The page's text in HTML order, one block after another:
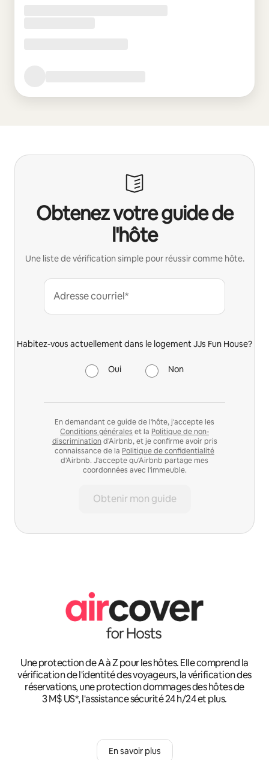
Obtenez votre guide de
l'hôte
Une liste de vérification simple pour réussir comme hôte.
Adresse courriel*
Habitez-vous actuellement dans le logement JJs Fun House?
Oui Non
En demandant ce guide de l'hôte, j'accepte les
Conditions générales et la Politique de non-
discrimination d'Airbnb, et je confirme avoir pris
connaissance de la Politique de confidentialité
d'Airbnb. J'accepte qu'Airbnb partage mes
coordonnées avec l'immeuble.
Obtenir mon guide
Une protection de A à Z pour les hôtes. Elle comprend la
vérification de l'identité des voyageurs, la vérification des
réservations, une protection dommages des hôtes de
3 M$ US*, l'assistance sécurité 24 h/24 et plus.
En savoir plus